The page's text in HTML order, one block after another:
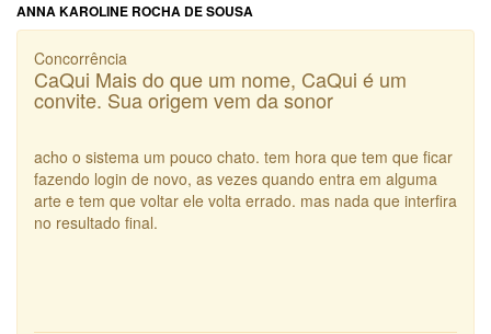
ANNA KAROLINE ROCHA DE SOUSA
Concorrência
CaQui Mais do que um nome, CaQui é um
convite. Sua origem vem da sonor
acho o sistema um pouco chato. tem hora que tem que ficar
fazendo login de novo, as vezes quando entra em alguma
arte e tem que voltar ele volta errado. mas nada que interfira
no resultado final.